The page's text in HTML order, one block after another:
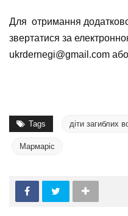
Для отримання
звертатися за
ukrdernegi@gmail.com
Tags діти загиблих
Мармаріс